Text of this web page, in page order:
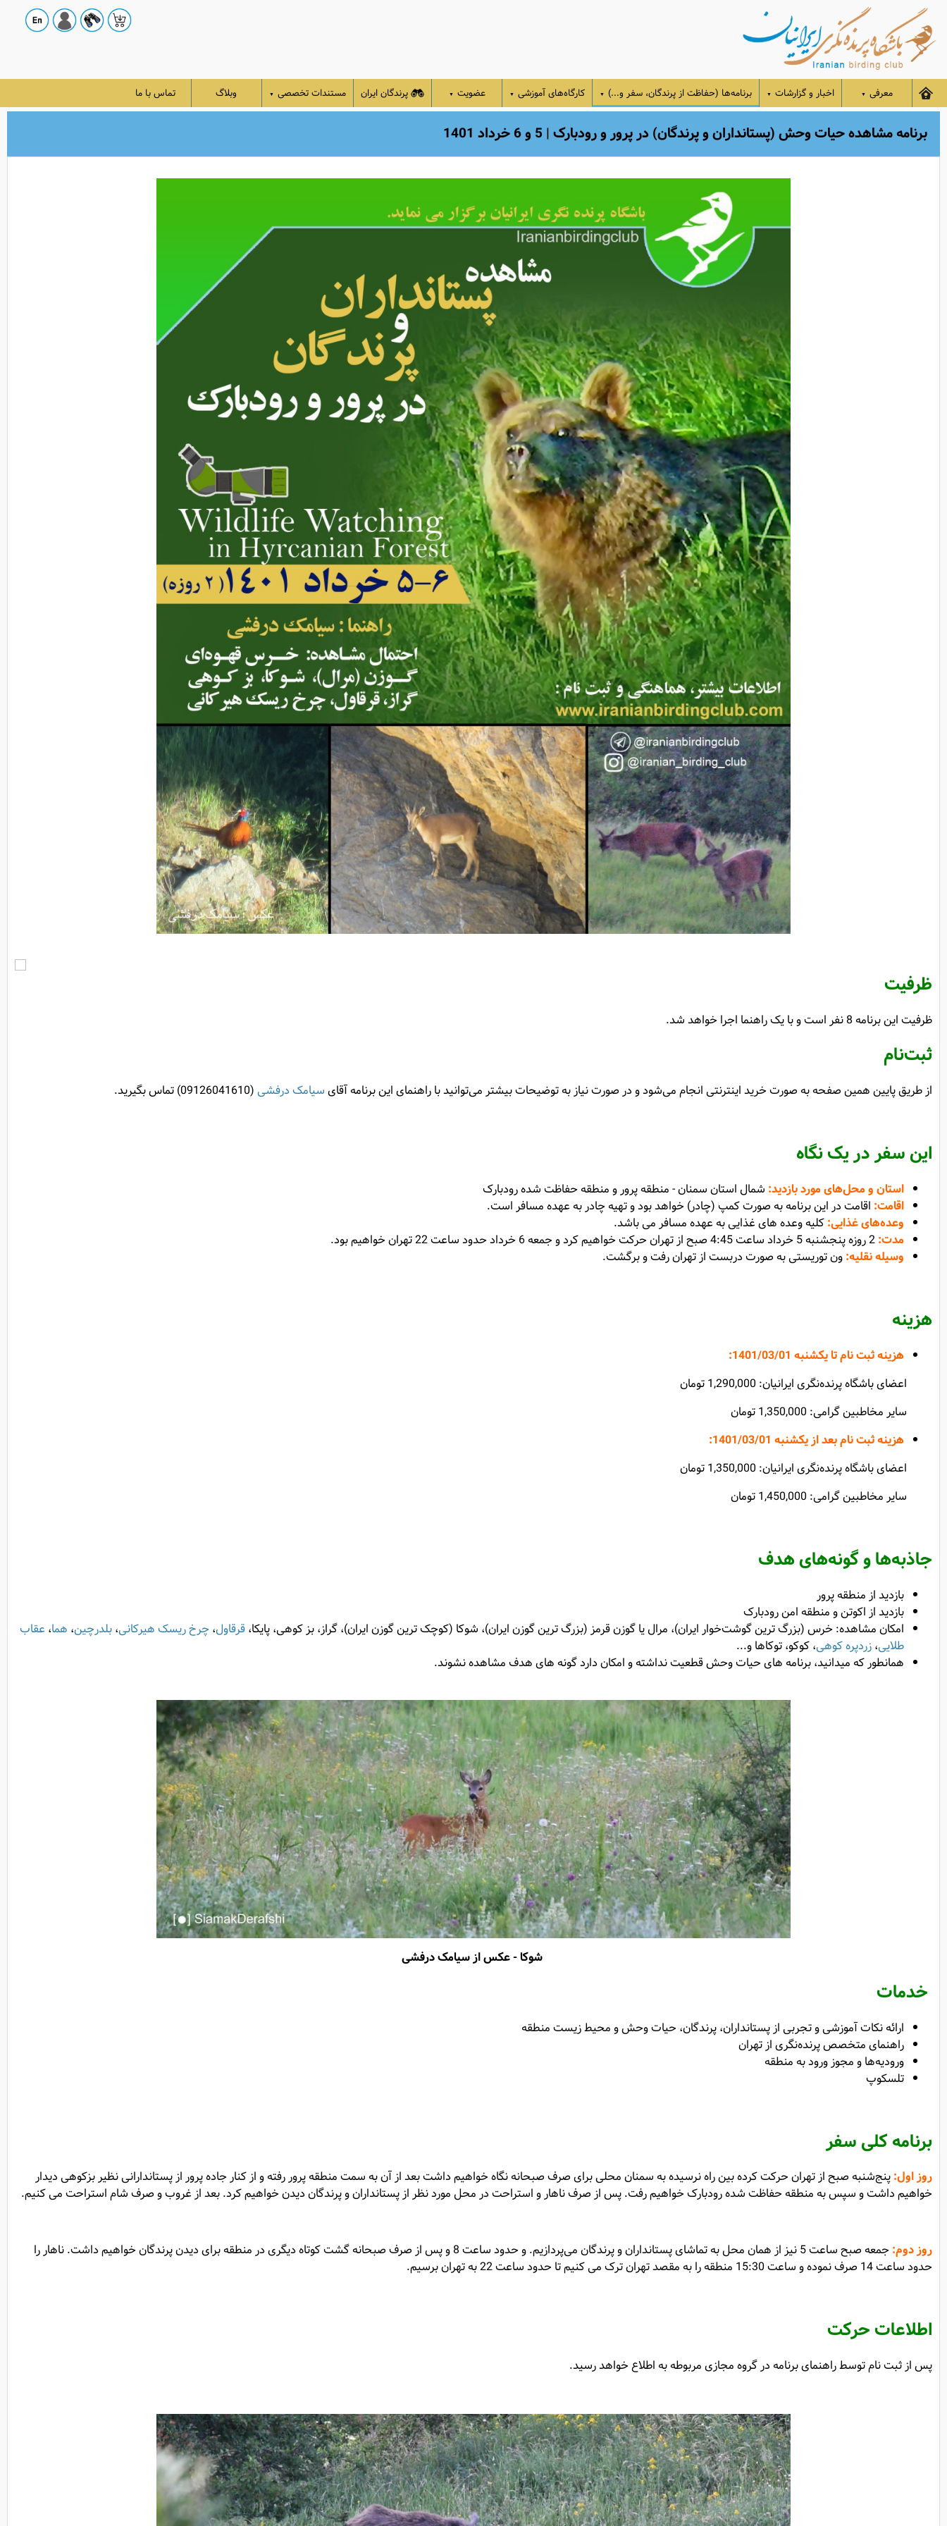
معرفی ▼ اخبار و گزارشات ▼ برنامه‌ها (حفاظت از پرندگان، سفر و...) ▼ کارگاه‌های آموزشی ▼ عضویت ▼ پرندگان ایران مستندات تخصصی ▼ وبلاگ تماس با ما
برنامه مشاهده‌ حیات وحش (پستانداران و پرندگان) در پرور و رودبارک | 5 و 6 خرداد 1401
ظرفیت
ظرفیت این برنامه 8 نفر است و با یک راهنما اجرا خواهد شد.
ثبت‌نام
از طریق پایین همین صفحه به صورت خرید اینترنتی انجام می‌شود و در صورت نیاز به توضیحات بیشتر می‌توانید با راهنمای این برنامه آقایسیامک درفشی(09126041610) تماس بگیرید.
این سفر در یک نگاه
استان و محل‌های مورد بازدید: شمال استان سمنان - منطقه پرور و منطقه حفاظت شده رودبارک
اقامت: اقامت در این برنامه به صورت کمپ (چادر) خواهد بود و تهیه چادر به عهده مسافر است.
وعده‌های غذایی:کلیه وعده های غذایی به عهده مسافر می باشد.
مدت:
وسیله نقلیه:ون توریستی به صورت دربست از تهران رفت و برگشت.
هزینه
هزینه ثبت نام تا یکشنبه 1401/03/01
:
اعضای باشگاه پرنده‌نگری ایرانیان: 1,290,000 تومان
سایر مخاطبین گرامی: 1,350,000 تومان
هزینه ثبت نام بعد از یکشنبه 1401/03/01
:
اعضای باشگاه پرنده‌نگری ایرانیان: 1,350,000 تومان
سایر مخاطبین گرامی: 1,450,000 تومان
جاذبه‌ها و گونه‌های هدف
بازدید از منطقه پرور
بازدید از اکوتن و منطقه امن رودبارک
امکان مشاهده: خرس (بزرگ ترین گوشت‌خوار ایران)، مرال یا گوزن قرمز (بزرگ ترین گوزن ایران)، شوکا (کوچک ترین گوزن ایران)، گراز، بز کوهی، پایکا،قرقاول، چرخ ریسک هیرکانی،بلدرچین، هما، عقاب
طلایی،زردپره کوهی، کوکو، توکاها و...
همانطور که میدانید، برنامه های حیات وحش قطعیت نداشته و امکان دارد گونه های هدف مشاهده نشوند.
شوکا - عکس از سیامک درفشی
خدمات
ارائه نکات آموزشی و تجربی از پستانداران، پرندگان، حیات وحش و محیط زیست منطقه
راهنمای متخصص پرنده‌نگری از تهران
ورودیه‌ها و مجوز ورود به منطقه
تلسکوپ
برنامه کلی سفر
روز اول:پنج‌شنبه صبح از تهران حرکت کرده بین راه نرسیده به سمنان محلی برای صرف صبحانه نگاه خواهیم داشت بعد از آن به سمت منطقه پرور رفته و از کنار جاده پرور از پستاندارانی نظیر بزکوهی دیدار
خواهیم داشت و سپس به منطقه حفاظت شده رودبارک خواهیم رفت. پس از صرف ناهار و استراحت در محل مورد نظر از پستانداران و پرندگان دیدن خواهیم کرد. بعد از غروب و صرف شام استراحت می کنیم.
روز دوم:
جمعه صبح ساعت 5 نیز از همان محل به تماشای پستانداران و پرندگان می‌پردازیم. و حدود ساعت 8 و پس از صرف صبحانه گشت کوتاه دیگری در منطقه برای دیدن پرندگان خواهیم داشت. ناهار را
حدود ساعت 14 صرف نموده و ساعت 15:30 منطقه را به مقصد تهران ترک می کنیم تا حدود ساعت 22 به تهران برسیم.
اطلاعات حرکت
پس از ثبت نام توسط راهنمای برنامه در گروه مجازی مربوطه به اطلاع خواهد رسید.